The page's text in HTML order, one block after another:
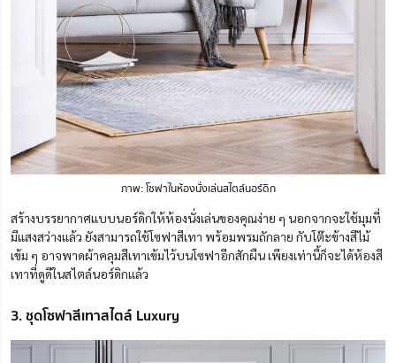
ภาพ: โซฟาในห้องนั่งเล่นสไตล์นอร์ดิก
สร้างบรรยากาศแบบนอร์ดิกให้ห้องนั่งเล่นของคุณง่าย ๆ นอกจากจะใช้มุมที่
มีแสงสว่างแล้ว ยังสามารถใช้โซฟาสีเทา พร้อมพรมถักลาย กับโต๊ะข้างสีไม้
เข้ม ๆ อาจพาดผ้าคลุมสีเทาเข้มไว้บนโซฟาอีกสักผืน เพียงเท่านี้ก็จะได้ห้องสี
เทาที่ดูดีในสไตล์นอร์ดิกแล้ว
3. ชุดโซฟาสีเทาสไตล์ Luxury